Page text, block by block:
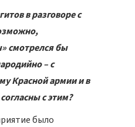
в разговоре с
смотрелся бы
– с
Красной армии и в
с этим?
было